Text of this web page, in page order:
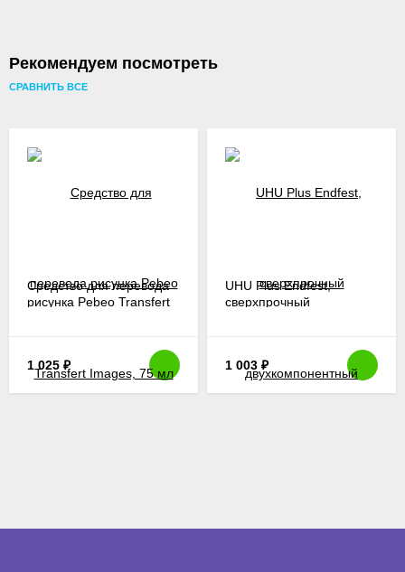
Рекомендуем посмотреть
СРАВНИТЬ ВСЕ
Средство для перевода
рисунка Pebeo Transfert
1 025 ₽
UHU Plus Endfest,
сверхпрочный
1 003 ₽